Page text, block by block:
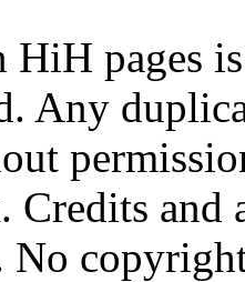
HiH pages
Any
and
No